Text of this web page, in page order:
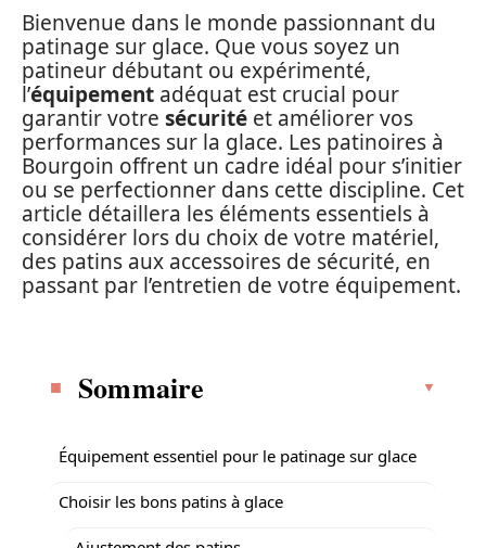
Bienvenue dans le monde passionnant du
patinage sur glace. Que vous soyez un
patineur débutant ou expérimenté,
l’équipement adéquat est crucial pour
garantir votre sécurité et améliorer vos
performances sur la glace. Les patinoires à
Bourgoin offrent un cadre idéal pour s’initier
ou se perfectionner dans cette discipline. Cet
article détaillera les éléments essentiels à
considérer lors du choix de votre matériel,
des patins aux accessoires de sécurité, en
passant par l’entretien de votre équipement.
Sommaire
Équipement essentiel pour le patinage sur glace
Choisir les bons patins à glace